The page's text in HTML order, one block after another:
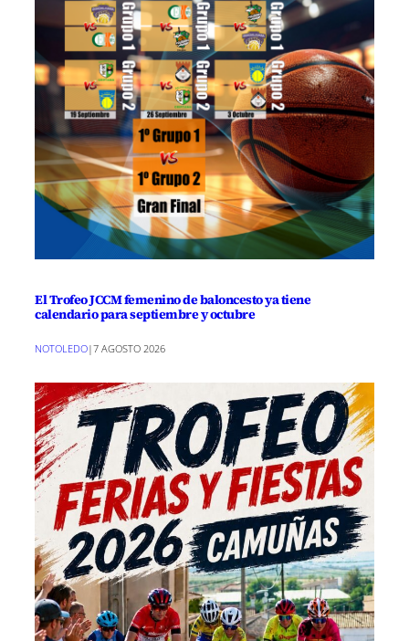
El Trofeo JCCM femenino de baloncesto ya tiene
calendario para septiembre y octubre
NOTOLEDO|7 AGOSTO 2026